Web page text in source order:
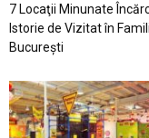
7 Locaţii Minunate
Istorie de Vizitat în
București